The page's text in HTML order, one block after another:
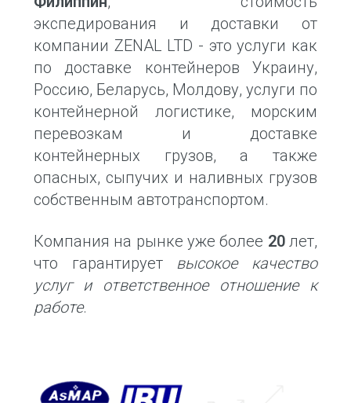
экспедирования и доставки от
компании ZENAL LTD - это услуги как
по доставке контейнеров Украину,
Россию, Беларусь, Молдову, услуги по
контейнерной логистике, морским
перевозкам и доставке
контейнерных грузов, а также
опасных, сыпучих и наливных грузов
собственным автотранспортом.
Компания на рынке уже более 20лет,
что гарантирует высокое качество
услуг и ответственное отношение к
работе.